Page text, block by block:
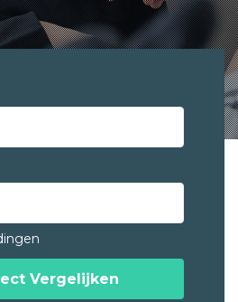
Vergelijken